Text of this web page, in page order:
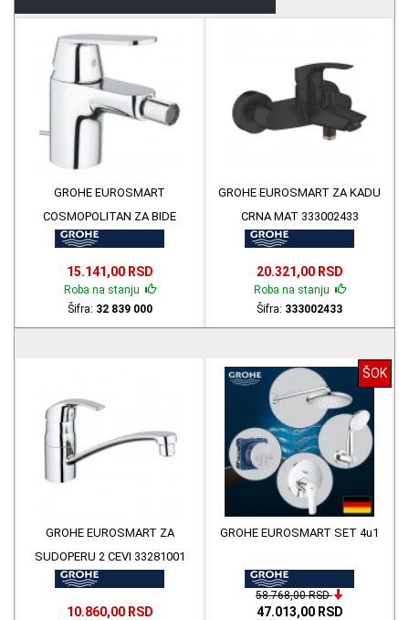
GROHE EUROSMART
COSMOPOLITAN ZA BIDE
32839000
15.141,00 RSD
Roba na stanju
Šifra: 32 839 000
GROHE EUROSMART ZA KADU
CRNA MAT 333002433
20.321,00 RSD
Roba na stanju
Šifra: 333002433
GROHE EUROSMART ZA
SUDOPERU 2 CEVI 33281001
10.860,00 RSD
ŠOK
GROHE EUROSMART SET 4u1
58.768,00 RSD
47.013,00 RSD